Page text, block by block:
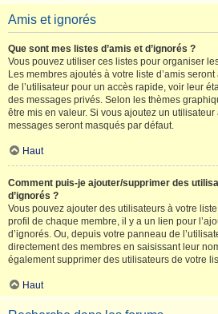
Amis et ignorés
Que sont mes listes d’amis et d’ignorés ?
Vous pouvez utiliser ces listes pour organiser
Les membres ajoutés à votre liste d’amis
de l’utilisateur pour un accès rapide, voir leur
des messages privés. Selon les thèmes
être mis en valeur. Si vous ajoutez un utilisateur
messages seront masqués par défaut.
Haut
Comment puis-je ajouter/supprimer des
d’ignorés ?
Vous pouvez ajouter des utilisateurs à votre
profil de chaque membre, il y a un lien pour
d’ignorés. Ou, depuis votre panneau de
directement des membres en saisissant leur
également supprimer des utilisateurs de votre
Haut